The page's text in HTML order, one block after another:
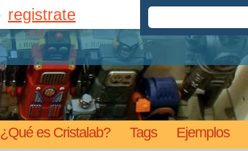
¿Qué es Cristalab? Tags Ejemplos
registrate